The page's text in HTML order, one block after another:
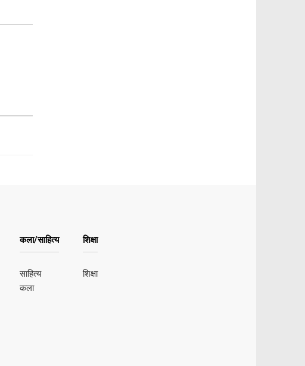
कला/साहित्य
साहित्य
कला
शिक्षा
शिक्षा